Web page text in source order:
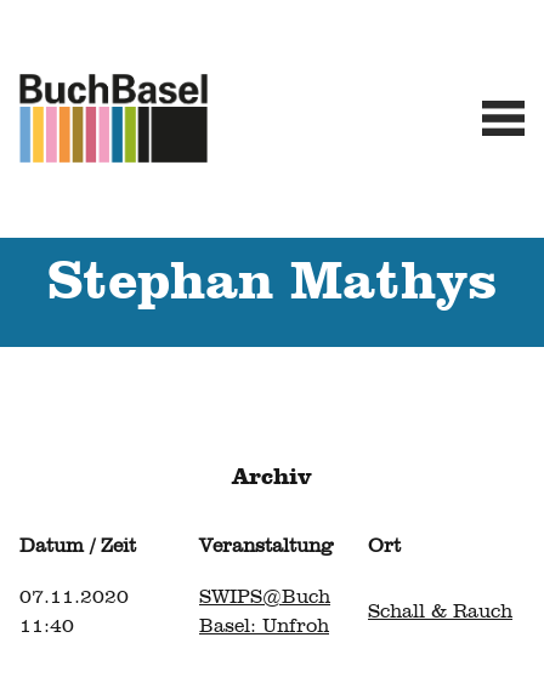
Stephan Mathys
Archiv
Datum / Zeit Veranstaltung Ort
07.11.2020
11:40
SWIPS@Buch
Basel: Unfroh
Schall & Rauch